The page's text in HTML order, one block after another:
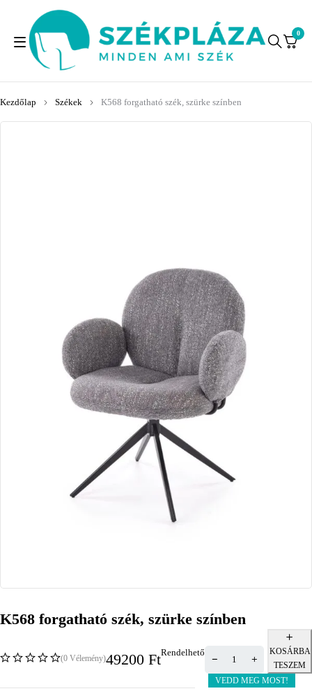
0
Kezdőlap Székek K568 forgatható szék, szürke színben
K568 forgatható szék, szürke színben
(0 Vélemény)49200 FtRendelhető
KOSÁRBA
TESZEM
VEDD MEG MOST!